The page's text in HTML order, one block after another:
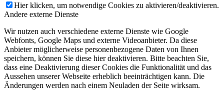
Hier klicken, um notwendige Cookies zu aktivieren/deaktivieren.
Andere externe Dienste
Wir nutzen auch verschiedene externe Dienste wie Google
Webfonts, Google Maps und externe Videoanbieter. Da diese
Anbieter möglicherweise personenbezogene Daten von Ihnen
speichern, können Sie diese hier deaktivieren. Bitte beachten Sie,
dass eine Deaktivierung dieser Cookies die Funktionalität und das
Aussehen unserer Webseite erheblich beeinträchtigen kann. Die
Änderungen werden nach einem Neuladen der Seite wirksam.